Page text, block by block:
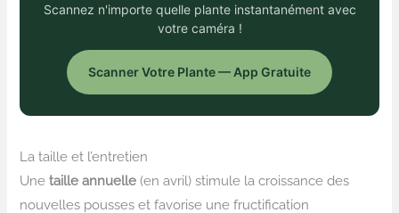
Scannez n'importe quelle plante instantanément avec
votre caméra !
Scanner Votre Plante — App Gratuite
La taille et l’entretien
Unetaille annuelle (en avril) stimule la croissance des
nouvelles pousses et favorise une fructification